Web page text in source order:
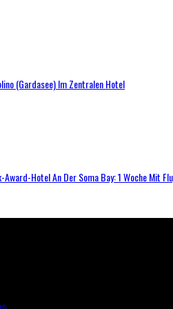
(Gardasee) Im Zentralen Hotel
Hotel An Der Soma Bay: 1 Woche Mit